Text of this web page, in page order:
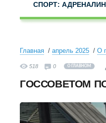
СПОРТ: АДРЕНАЛИН
Главная апрель 2025 О
518 0 О ГЛАВНОМ
ГОССОВЕТОМ